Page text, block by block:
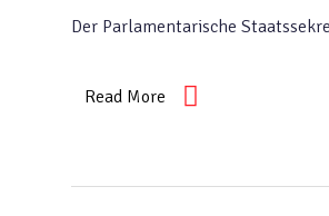
Der Parlamentarische
Read More